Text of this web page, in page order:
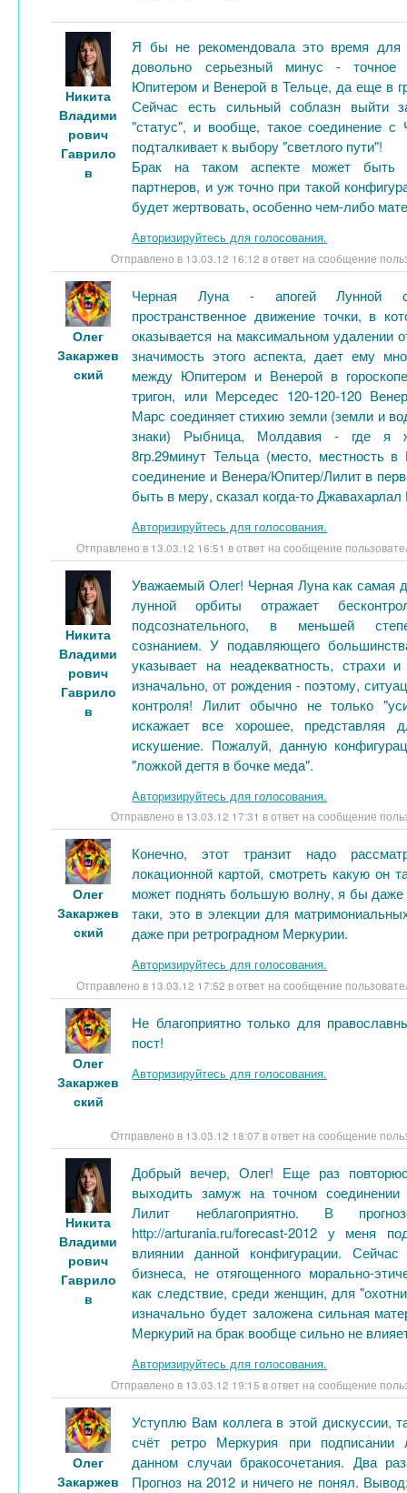
Никита
Владими
рович
Гаврило
в
Я бы не рекомендовала это время для
довольно серьезный минус - точное
Юпитером и Венерой в Тельце, да еще в
Сейчас есть сильный соблазн выйти
"статус", и вообще, такое соединение
подталкивает к выбору "светлого пути"!
Брак на таком аспекте может быть
партнеров, и уж точно при такой
будет жертвовать, особенно чем-либо
Авторизируйтесь для голосования.
Отправлено в 13.03.12 16:12 в ответ на сообщение
Олег
Закаржев
ский
Черная Луна - апогей Лунной
пространственное движение точки, в
оказывается на максимальном удалении
значимость этого аспекта, дает ему
между Юпитером и Венерой в
тригон, или Мерседес 120-120-120
Марс соединяет стихию земли (земли и
знаки) Рыбница, Молдавия - где я
8гр.29минут Тельца (место, местность
соединение и Венера/Юпитер/Лилит в
быть в меру, сказал когда-то
Авторизируйтесь для голосования.
Отправлено в 13.03.12 16:51 в ответ на сообщение
Никита
Владими
рович
Гаврило
в
Уважаемый Олег! Черная Луна как самая
лунной орбиты отражает
подсознательного, в меньшей
сознанием. У подавляющего
указывает на неадекватность, страхи
изначально, от рождения - поэтому,
контроля! Лилит обычно не только
искажает все хорошее, представляя
искушение. Пожалуй, данную
"ложкой дегтя в бочке меда".
Авторизируйтесь для голосования.
Отправлено в 13.03.12 17:31 в ответ на сообщение
Олег
Закаржев
ский
Конечно, этот транзит надо
локационной картой, смотреть какую он
может поднять большую волну, я бы даже
таки, это в элекции для
даже при ретроградном Меркурии.
Авторизируйтесь для голосования.
Отправлено в 13.03.12 17:52 в ответ на сообщение
Олег
Закаржев
ский
Не благоприятно только для
пост!
Авторизируйтесь для голосования.
Отправлено в 13.03.12 18:07 в ответ на сообщение
Никита
Владими
рович
Гаврило
в
Добрый вечер, Олег! Еще раз
выходить замуж на точном
Лилит неблагоприятно. В
http://arturania.ru/forecast-2012 у меня
влиянии данной конфигурации.
бизнеса, не отягощенного морально-
как следствие, среди женщин, для
изначально будет заложена сильная
Меркурий на брак вообще сильно не
Авторизируйтесь для голосования.
Отправлено в 13.03.12 19:15 в ответ на сообщение
Олег
Закаржев
Уступлю Вам коллега в этой дискуссии,
счёт ретро Меркурия при
данном случаи бракосочетания. Два
Прогноз на 2012 и ничего не понял.